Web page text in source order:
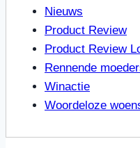
Nieuws
Product Review
Product Review
Rennende
Winactie
Woordeloze